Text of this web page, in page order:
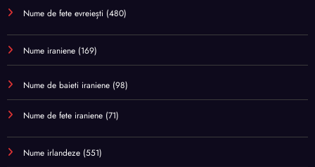
Nume de fete evreiești (480)
Nume iraniene (169)
Nume de baieti iraniene (98)
Nume de fete iraniene (71)
Nume irlandeze (551)